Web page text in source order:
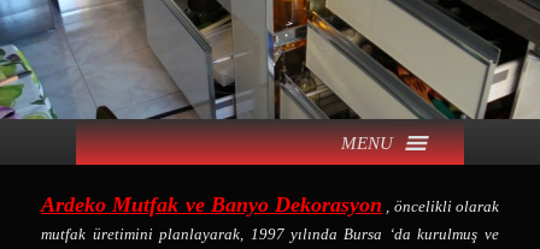
Ana menü
Birincil içeriğe geç
İkincil içeriğe geç MENU
Ardeko Mutfak ve Banyo Dekorasyon , öncelikli olarak
mutfak üretimini planlayarak, 1997 yılında Bursa ‘da kurulmuş ve